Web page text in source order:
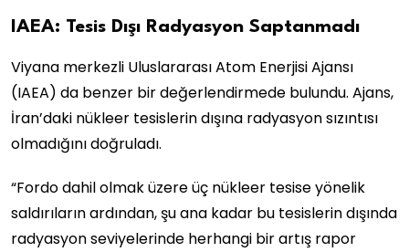
IAEA: Tesis Dışı Radyasyon Saptanmadı
Viyana merkezli Uluslararası Atom Enerjisi Ajansı
(IAEA) da benzer bir değerlendirmede bulundu. Ajans,
İran’daki nükleer tesislerin dışına radyasyon sızıntısı
olmadığını doğruladı.
“Fordo dahil olmak üzere üç nükleer tesise yönelik
saldırıların ardından, şu ana kadar bu tesislerin dışında
radyasyon seviyelerinde herhangi bir artış rapor